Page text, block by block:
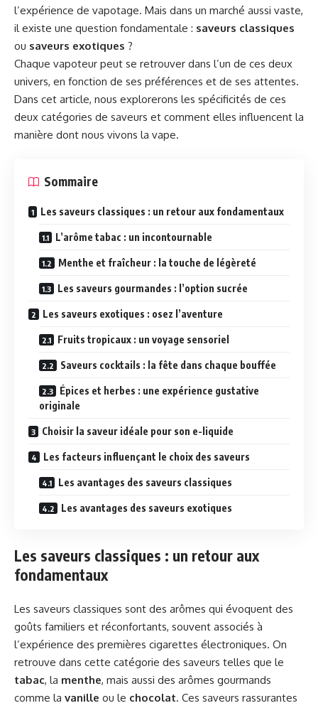
l’expérience de vapotage. Mais dans un marché aussi vaste,
il existe une question fondamentale : saveurs classiques
ou saveurs exotiques ?
Chaque vapoteur peut se retrouver dans l’un de ces deux
univers, en fonction de ses préférences et de ses attentes.
Dans cet article, nous explorerons les spécificités de ces
deux catégories de saveurs et comment elles influencent la
manière dont nous vivons la vape.
Sommaire
Les saveurs classiques : un retour aux fondamentaux
L’arôme tabac : un incontournable
Menthe et fraîcheur : la touche de légèreté
Les saveurs gourmandes : l’option sucrée
Les saveurs exotiques : osez l’aventure
Fruits tropicaux : un voyage sensoriel
Saveurs cocktails : la fête dans chaque bouffée
Épices et herbes : une expérience gustative
originale
Choisir la saveur idéale pour son e-liquide
Les facteurs influençant le choix des saveurs
Les avantages des saveurs classiques
Les avantages des saveurs exotiques
Les saveurs classiques : un retour aux
fondamentaux
Les saveurs classiques sont des arômes qui évoquent des
goûts familiers et réconfortants, souvent associés à
l’expérience des premières cigarettes électroniques. On
retrouve dans cette catégorie des saveurs telles que le
tabac, la menthe, mais aussi des arômes gourmands
comme la vanille ou le chocolat. Ces saveurs rassurantes